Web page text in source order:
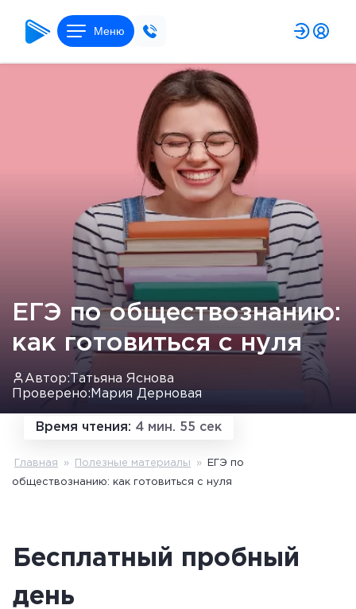
Меню
ЕГЭ по обществознанию:
как готовиться с нуля
Автор: Татьяна Яснова
Проверено: Мария Дерновая
Время чтения: 4 мин. 55 сек
Главная » Полезные материалы » ЕГЭ по
обществознанию: как готовиться с нуля
Бесплатный пробный
день